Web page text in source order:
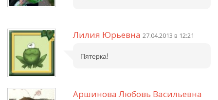
Лилия Юрьевна 27.04.2013 в 12:21
Пятерка!
Аршинова Любовь Васильевна